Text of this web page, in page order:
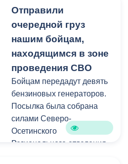
приступили к их уборке. В
Иристонском районе
зафиксированы
падения веток, а также
одно сломанное дерево.
Работы по распиловке и
вывозу проводятся в
оперативном режиме.
На улицах Ватутина,
Отправили
очередной груз
нашим бойцам,
находящимся в зоне
проведения СВО
Бойцам передадут девять
бензиновых генераторов.
Посылка была собрана
силами Северо-
Осетинского
Регионального отделения